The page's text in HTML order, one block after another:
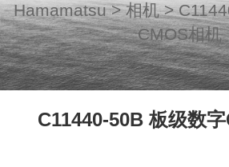
Hamamatsu > 相机 >
CMOS相机
C11440-50B 板级数